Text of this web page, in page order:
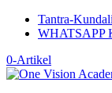
Tantra-
WHATSAPP
0-Artikel